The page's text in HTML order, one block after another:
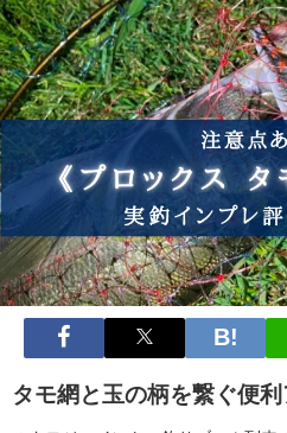
タモ網と玉の柄を繋ぐ便